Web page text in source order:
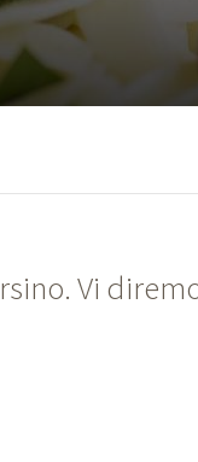
Vi